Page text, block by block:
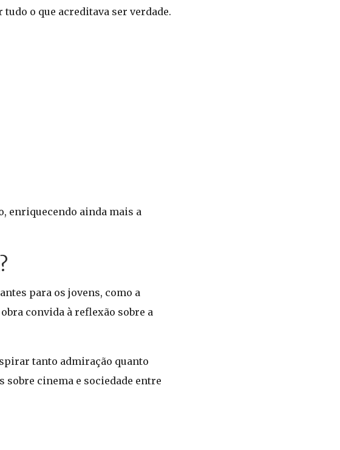
o que acreditava ser verdade.
enriquecendo ainda mais a
para os jovens, como a
convida à reflexão sobre a
tanto admiração quanto
sobre cinema e sociedade entre